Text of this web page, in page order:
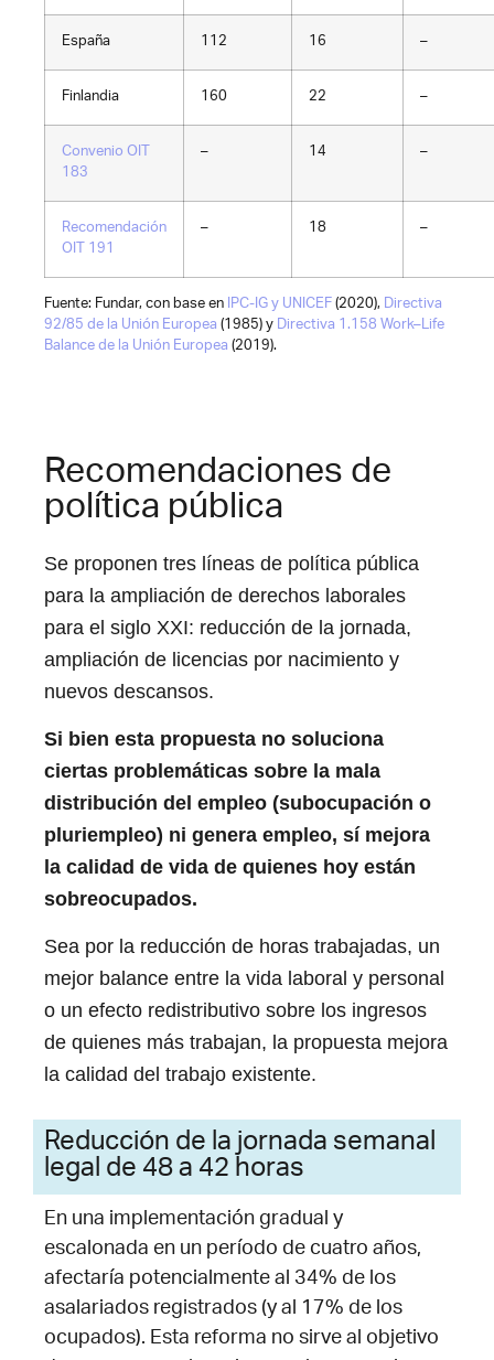
España 112 16 –
Finlandia 160 22 –
Convenio OIT
183
– 14 –
Recomendación
OIT 191
– 18 –
Fuente: Fundar, con base en IPC-IG y UNICEF (2020), Directiva
92/85 de la Unión Europea (1985) y Directiva 1.158 Work–Life
Balance de la Unión Europea (2019).
Recomendaciones de
política pública
Se proponen tres líneas de política pública
para la ampliación de derechos laborales
para el siglo XXI: reducción de la jornada,
ampliación de licencias por nacimiento y
nuevos descansos.
Si bien esta propuesta no soluciona
ciertas problemáticas sobre la mala
distribución del empleo (subocupación o
pluriempleo) ni genera empleo, sí mejora
la calidad de vida de quienes hoy están
sobreocupados.
Sea por la reducción de horas trabajadas, un
mejor balance entre la vida laboral y personal
o un efecto redistributivo sobre los ingresos
de quienes más trabajan, la propuesta mejora
la calidad del trabajo existente.
Reducción de la jornada semanal
legal de 48 a 42 horas
En una implementación gradual y
escalonada en un período de cuatro años,
afectaría potencialmente al 34% de los
asalariados registrados (y al 17% de los
ocupados). Esta reforma no sirve al objetivo